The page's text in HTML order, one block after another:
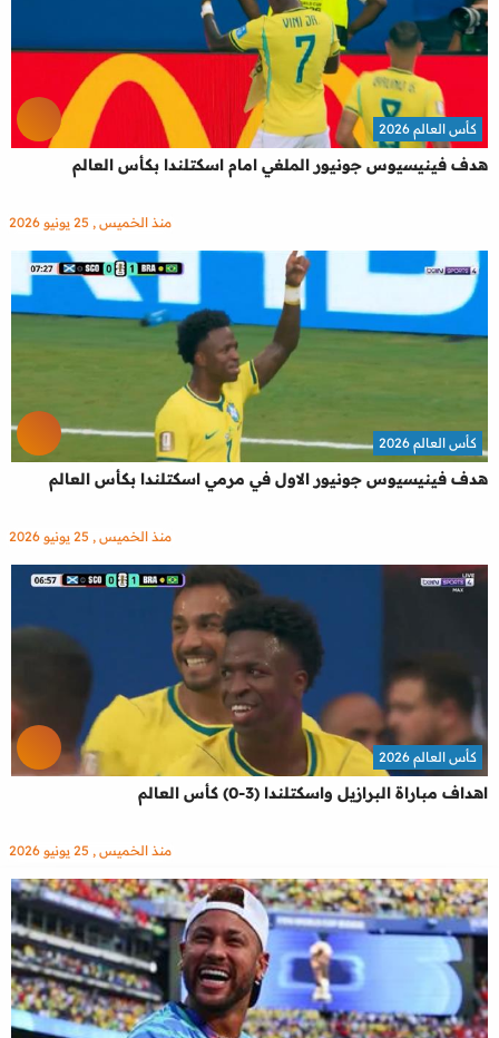
هدف فينيسيوس جونيور الملغي امام اسكتلندا بكأس العالم
كأس العالم 2026
منذ الخميس , 25 يونيو 2026
هدف فينيسيوس جونيور الاول في مرمي اسكتلندا بكأس العالم
كأس العالم 2026
منذ الخميس , 25 يونيو 2026
اهداف مباراة البرازيل واسكتلندا (3-0) كأس العالم
كأس العالم 2026
منذ الخميس , 25 يونيو 2026